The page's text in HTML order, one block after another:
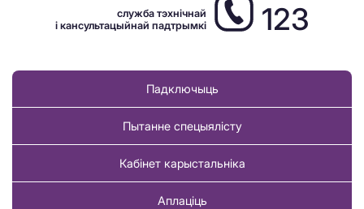
служба тэхнічнай
і кансультацыйнай падтрымкі
123
Падключыць
Пытанне спецыялісту
Кабінет карыстальніка
Аплаціць